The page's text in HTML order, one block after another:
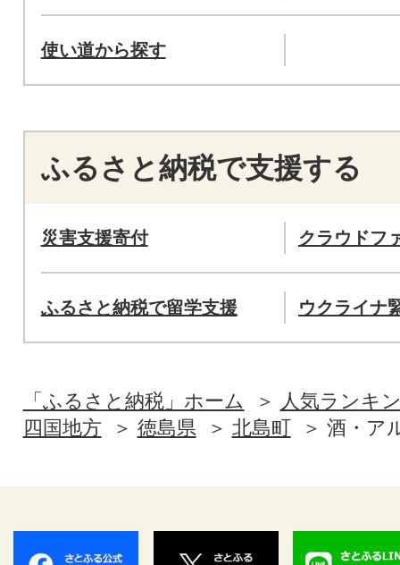
使い道から探す
ふるさと納税で支援する
災害支援寄付 クラウドフ
ふるさと納税で留学支援 ウクライナ
「ふるさと納税」ホーム
人気ランキ
四国地方
徳島県 北島町 酒・ア